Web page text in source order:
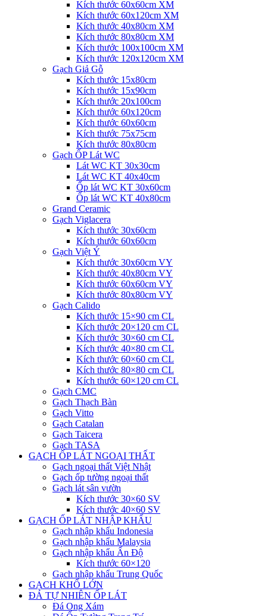
Kích thước 60x60cm XM
Kích thước 60x120cm XM
Kích thước 40x80cm XM
Kích thước 80x80cm XM
Kích thước 100x100cm XM
Kích thước 120x120cm XM
Gạch Giả Gỗ
Kích thước 15x80cm
Kích thước 15x90cm
Kích thước 20x100cm
Kích thước 60x120cm
Kích thước 60x60cm
Kích thước 75x75cm
Kích thước 80x80cm
Gạch ỐP Lát WC
Lát WC KT 30x30cm
Lát WC KT 40x40cm
Ốp lát WC KT 30x60cm
Ốp lát WC KT 40x80cm
Grand Ceramic
Gạch Viglacera
Kích thước 30x60cm
Kích thước 60x60cm
Gạch Việt Ý
Kích thước 30x60cm VY
Kích thước 40x80cm VY
Kích thước 60x60cm VY
Kích thước 80x80cm VY
Gạch Calido
Kích thước 15×90 cm CL
Kích thước 20×120 cm CL
Kích thước 30×60 cm CL
Kích thước 40×80 cm CL
Kích thước 60×60 cm CL
Kích thước 80×80 cm CL
Kích thước 60×120 cm CL
Gạch CMC
Gạch Thạch Bàn
Gạch Vitto
Gạch Catalan
Gạch Taicera
Gạch TASA
GẠCH ỐP LÁT NGOẠI THẤT
Gạch ngoại thất Việt Nhật
Gạch ốp tường ngoại thất
Gạch lát sân vườn
Kích thước 30×60 SV
Kích thước 40×60 SV
GẠCH ỐP LÁT NHẬP KHẨU
Gạch nhập khẩu Indonesia
Gạch nhập khẩu Malaysia
Gạch nhập khẩu Ấn Độ
Kích thước 60×120
Gạch nhập khẩu Trung Quốc
GẠCH KHỔ LỚN
ĐÁ TỰ NHIÊN ỐP LÁT
Đá Ong Xám